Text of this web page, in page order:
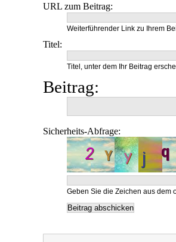
URL zum Beitrag:
Weiterführender Link zu Ihrem
Titel:
Titel, unter dem Ihr Beitrag
Beitrag:
Sicherheits-Abfrage:
Geben Sie die Zeichen aus dem